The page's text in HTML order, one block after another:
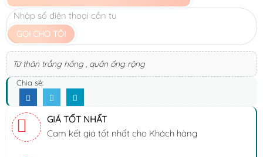
GỌI CHO TÔI
Tứ thân trắng hồng , quần ống rộng
Chia sẻ:
GIÁ TỐT NHẤT
Cam kết giá tốt nhất cho Khách hàng